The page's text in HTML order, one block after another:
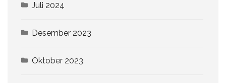
Juli 2024
Desember 2023
Oktober 2023